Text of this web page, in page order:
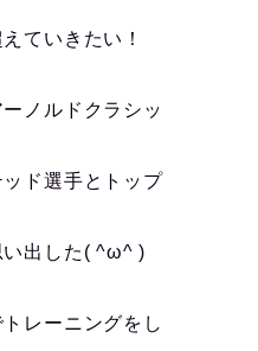
ていきたい！
ノルドクラシッ
ド選手とトップ
い出した( ^ω^ )
レーニングをし